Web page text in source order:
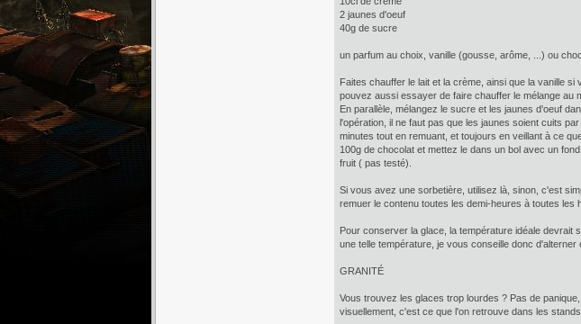
2 jaunes d'oeuf
40g de sucre
un parfum au choix, vanille (gousse, arôme, ...) ou
Faites chauffer le lait et la crème, ainsi que la vanille
pouvez aussi essayer de faire chauffer le mélange au
En parallèle, mélangez le sucre et les jaunes d'oeuf
l'opération, il ne faut pas que les jaunes soient cuits
minutes tout en remuant, et toujours en veillant à ce
100g de chocolat et mettez le dans un bol avec un
fruit ( pas testé).
Si vous avez une sorbetière, utilisez là, sinon, c'est
remuer le contenu toutes les demi-heures à toutes les
Pour conserver la glace, la température idéale devrait
une telle température, je vous conseille donc
GRANITÉ
Vous trouvez les glaces trop lourdes ? Pas de
visuellement, c'est ce que l'on retrouve dans les